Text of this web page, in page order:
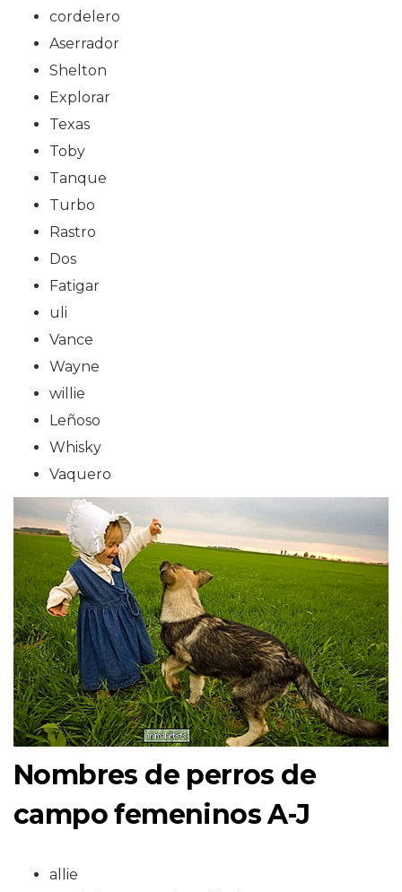
cordelero
Aserrador
Shelton
Explorar
Texas
Toby
Tanque
Turbo
Rastro
Dos
Fatigar
uli
Vance
Wayne
willie
Leñoso
Whisky
Vaquero
Nombres de perros de
campo femeninos A-J
allie